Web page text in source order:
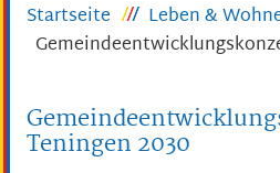
Startseite
Leben &
Teningen 2030